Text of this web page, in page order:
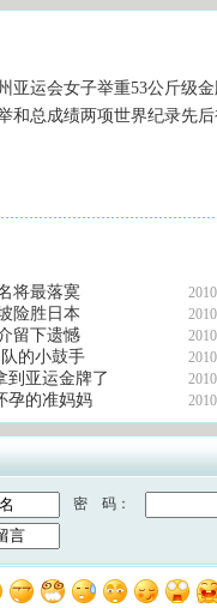
运会女子举重53公斤级金
和总成绩两项世界纪录先
将最落寞
险胜日本
留下遗憾
的小鼓手
到亚运金牌了
孕的准妈妈
密 码：